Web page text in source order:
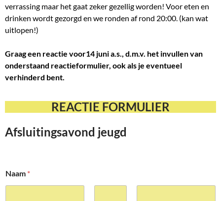
verrassing maar het gaat zeker gezellig worden! Voor eten en
drinken wordt gezorgd en we ronden af rond 20:00. (kan wat
uitlopen!)
Graag een reactie voor14 juni a.s., d.m.v. het invullen van
onderstaand reactieformulier, ook als je eventueel
verhinderd bent.
REACTIE FORMULIER
Afsluitingsavond jeugd
Naam *